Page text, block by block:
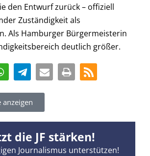
den Entwurf zurück – offiziell
Zuständigkeit als
Als Hamburger Bürgermeisterin
deutlich größer.
die JF stärken!
Journalismus unterstützen!